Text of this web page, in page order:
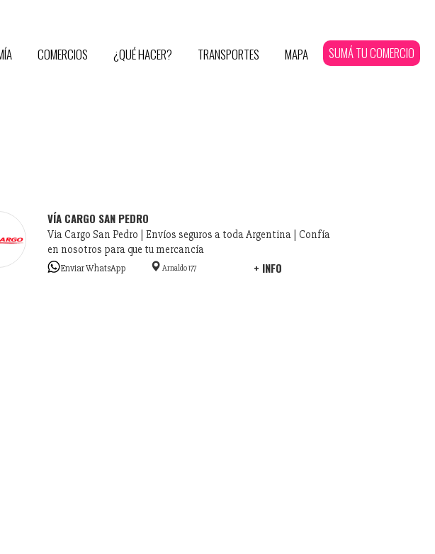
COMERCIOS ¿QUÉ HACER? TRANSPORTES MAPA SUMÁ TU COMERCIO
VÍA CARGO SAN PEDRO
Via Cargo San Pedro | Envíos seguros a toda Argentina | Confía
en nosotros para que tu mercancía
Enviar WhatsApp Arnaldo 177 + INFO